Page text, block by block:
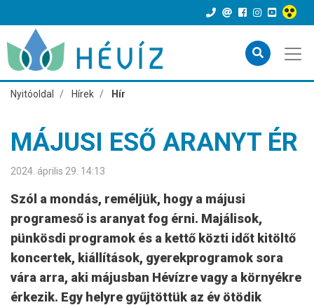
Nyitóoldal Hírek Hír
MÁJUSI ESŐ ARANYT ÉR
2024. április 29. 14:13
Szól a mondás, reméljük, hogy a májusi
programeső is aranyat fog érni. Majálisok,
pünkösdi programok és a kettő közti időt kitöltő
koncertek, kiállítások, gyerekprogramok sora
vára arra, aki májusban Hévízre vagy a környékre
érkezik. Egy helyre gyűjtöttük az év ötödik